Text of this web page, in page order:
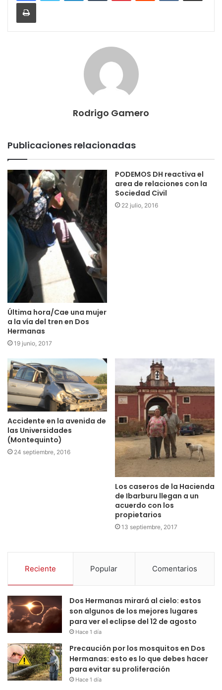
Rodrigo Gamero
Publicaciones relacionadas
Última hora/Cae una mujer
a la vía del tren en Dos
Hermanas
19 junio, 2017
PODEMOS DH reactiva el
area de relaciones con la
Sociedad Civil
22 julio, 2016
Accidente en la avenida de
las Universidades
(Montequinto)
24 septiembre, 2016
Los caseros de la Hacienda
de Ibarburu llegan a un
acuerdo con los
propietarios
13 septiembre, 2017
Reciente Popular Comentarios
Dos Hermanas mirará al cielo: estos
son algunos de los mejores lugares
para ver el eclipse del 12 de agosto
Hace 1 día
Precaución por los mosquitos en Dos
Hermanas: esto es lo que debes hacer
para evitar su proliferación
Hace 1 día